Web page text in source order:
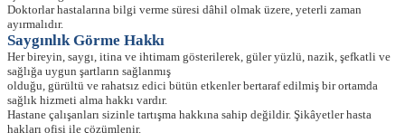
Doktorlar hastalarına bilgi verme süresi dâhil olmak üzere, yeterli zaman
ayırmalıdır.
Saygınlık Görme Hakkı
Her bireyin, saygı, itina ve ihtimam gösterilerek, güler yüzlü, nazik, şefkatli ve
sağlığa uygun şartların sağlanmış
olduğu, gürültü ve rahatsız edici bütün etkenler bertaraf edilmiş bir ortamda
sağlık hizmeti alma hakkı vardır.
Hastane çalışanları sizinle tartışma hakkına sahip değildir. Şikâyetler hasta
hakları ofisi ile çözümlenir.